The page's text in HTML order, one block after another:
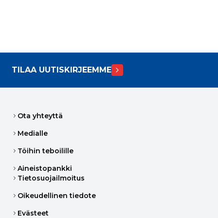
TILAA UUTISKIRJEEMME
Ota yhteyttä
Medialle
Töihin teboilille
Aineistopankki
Tietosuojailmoitus
Oikeudellinen tiedote
Evästeet